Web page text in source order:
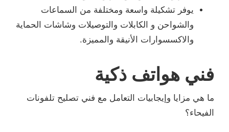
يوفر تشكيلة واسعة ومختلفة من السماعات
والشواحن و الكابلات والتوصيلات وشاشات الحماية
والاكسسوارات الأنيقة والمميزة.
فني هواتف ذكية
ما هي مزايا وإيجابيات التعامل مع فني تصليح تلفونات
الفيحاء؟